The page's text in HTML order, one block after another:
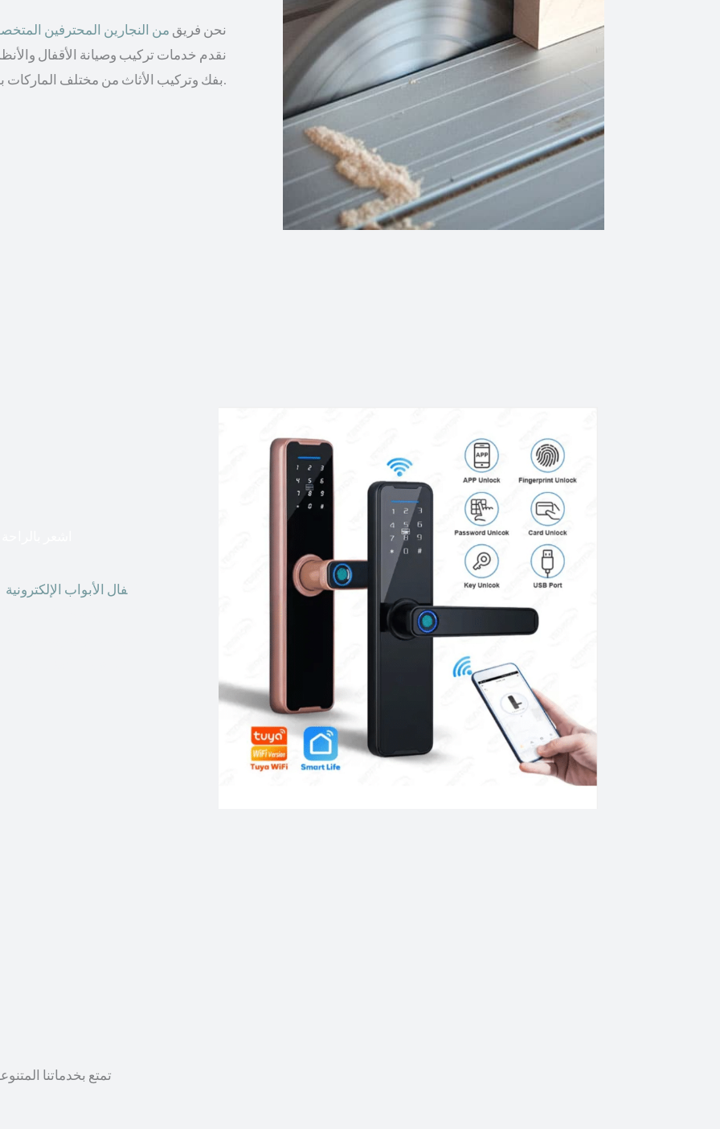
نحن فريق من النجارين المحترفين
نقدم خدمات تركيب وصيانة الأقفال
بفك وتركيب الأثاث من مختلف الماركات بما في ذلك إيكيا والأثاث الخشبي.
فال الأبواب الإلكترونية
تمتع بخدماتنا